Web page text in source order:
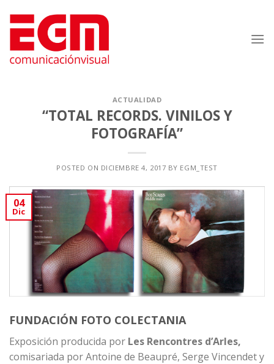
contenido
ACTUALIDAD
“TOTAL RECORDS. VINILOS Y
FOTOGRAFÍA”
POSTED ON DICIEMBRE 4, 2017 BY EGM_TEST
04
Dic
FUNDACIÓN FOTO COLECTANIA
Exposición producida por Les Rencontres d’Arles,
comisariada por Antoine de Beaupré, Serge Vincendet y